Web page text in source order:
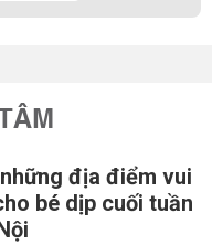
địa điểm vui
bé dịp cuối tuần